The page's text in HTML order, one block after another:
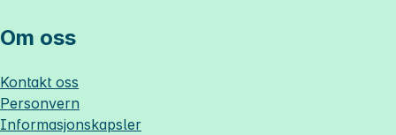
Om oss
Kontakt oss
Personvern
Informasjonskapsler